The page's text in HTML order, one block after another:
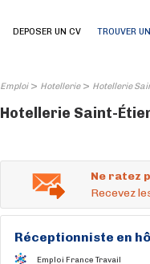
DEPOSER UN CV TROUVER
Emploi> Hotellerie> Hotellerie
Hotellerie Saint-
Ne ratez
Recevez
Réceptionniste en
Emploi France Travail